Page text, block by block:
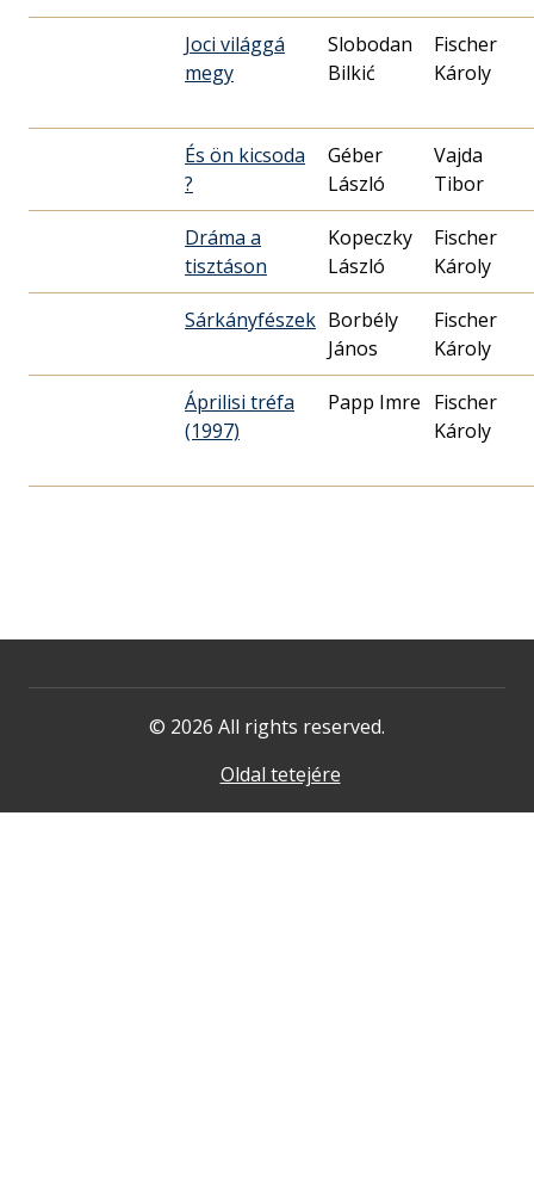
Joci világgá
megy
Slobodan
Bilkić
Fischer
Károly
És ön kicsoda
?
Géber
László
Vajda
Tibor
Dráma a
tisztáson
Kopeczky
László
Fischer
Károly
Sárkányfészek Borbély
János
Fischer
Károly
Áprilisi tréfa
(1997)
Papp Imre Fischer
Károly
© 2026 All rights reserved.
Oldal tetejére